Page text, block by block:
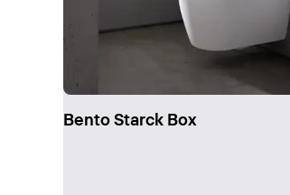
Bento Starck Box